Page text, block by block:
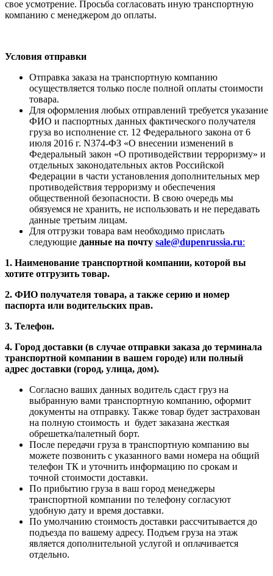
свое усмотрение. Просьба согласовать иную транспортную
компанию с менеджером до оплаты.
Условия отправки
Отправка заказа на транспортную компанию
осуществляется только после полной оплаты стоимости
товара.
Для оформления любых отправлений требуется указание
ФИО и паспортных данных фактического получателя
груза во исполнение ст. 12 Федерального закона от 6
июля 2016 г. N374-ФЗ «О внесении изменений в
Федеральный закон «О противодействии терроризму» и
отдельных законодательных актов Российской
Федерации в части установления дополнительных мер
противодействия терроризму и обеспечения
общественной безопасности. В свою очередь мы
обязуемся не хранить, не использовать и не передавать
данные третьим лицам.
Для отгрузки товара вам необходимо прислать
следующие данные на почту sale@dupenrussia.ru:
1. Наименование транспортной компании, которой вы
хотите отгрузить товар.
2. ФИО получателя товара, а также серию и номер
паспорта или водительских прав.
3. Телефон.
4. Город доставки (в случае отправки заказа до терминала
транспортной компании в вашем городе) или полный
адрес доставки (город, улица, дом).
Согласно ваших данных водитель сдаст груз на
выбранную вами транспортную компанию, оформит
документы на отправку. Также товар будет застрахован
на полную стоимость и будет заказана жесткая
обрешетка/палетный борт.
После передачи груза в транспортную компанию вы
можете позвонить с указанного вами номера на общий
телефон ТК и уточнить информацию по срокам и
точной стоимости доставки.
По прибытию груза в ваш город менеджеры
транспортной компании по телефону согласуют
удобную дату и время доставки.
По умолчанию стоимость доставки рассчитывается до
подъезда по вашему адресу. Подъем груза на этаж
является дополнительной услугой и оплачивается
отдельно.